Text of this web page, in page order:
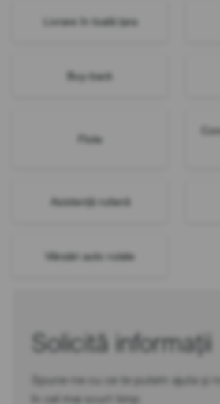
Livrare în toată țara
Buy-back
Flote
Asistență rutieră
Vânzări auto rulate
Solicită informații
Spune-ne cu ce te putem ajuta și
în cel mai scurt timp